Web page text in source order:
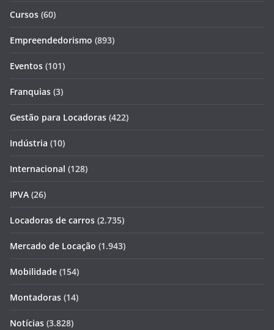
Cursos (60)
Empreendedorismo (893)
Eventos (101)
Franquias (3)
Gestão para Locadoras (422)
Indústria (10)
Internacional (128)
IPVA (26)
Locadoras de carros (2.735)
Mercado de Locação (1.943)
Mobilidade (154)
Montadoras (14)
Notícias (3.828)